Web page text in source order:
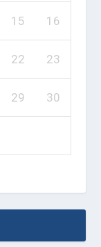
15 16
22 23
29 30